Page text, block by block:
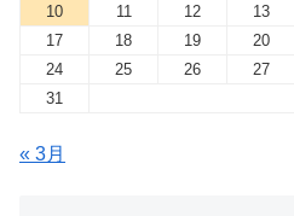
10
11 12 13
17
18 19 20
24
25 26 27
31
« 3月